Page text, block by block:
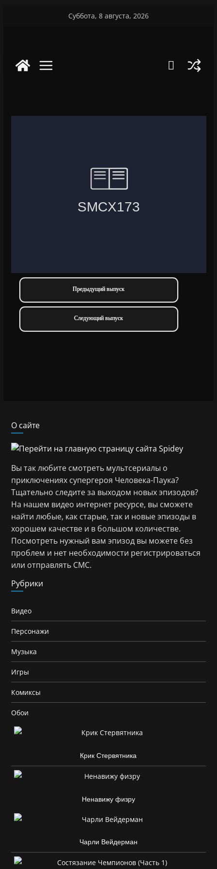
Суббота, 8 августа, 2026
Предыдущий выпуск
Следующий выпуск
О сайте
Вы так любите смотреть мультсериалы о
приключениях супергероя Человека-Паука?
Тщательно следите за выходом новых эпизодов?
На нашем видео интернет ресурсе, вы сможете
найти любые, как старые, так и новые эпизоды в
хорошем качестве и в большом количестве.
Посмотреть нужный вам эпизод вы можете без
проблем и нет необходимости регистрироваться
или отправлять СМС.
Рубрики
Видео
Персонажи
Музыка
Игры
Комиксы
Обои
Крик Стервятника
Ненавижу физру
Чарли Вейдерман